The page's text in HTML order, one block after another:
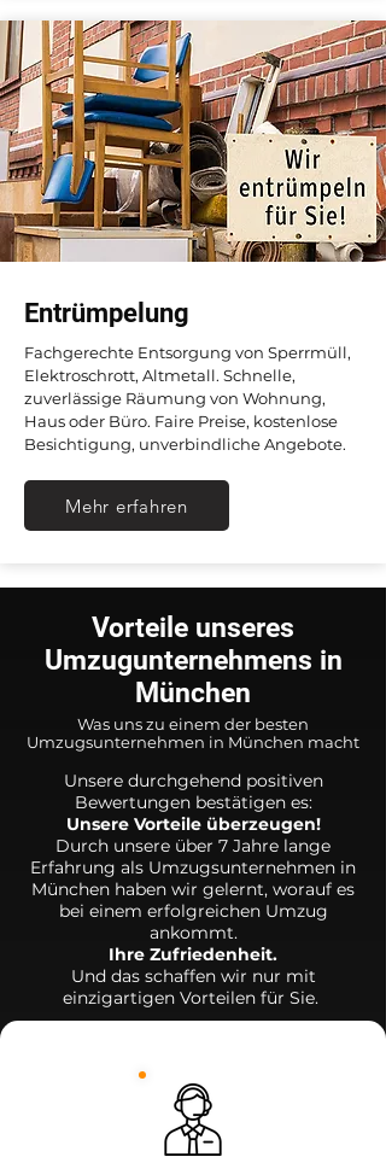
Entrümpelung
Fachgerechte Entsorgung von Sperrmüll,
Elektroschrott, Altmetall. Schnelle,
zuverlässige Räumung von Wohnung,
Haus oder Büro. Faire Preise, kostenlose
Besichtigung, unverbindliche Angebote.
Mehr erfahren
Vorteile unseres
Umzugunternehmens in
München
Was uns zu einem der besten
Umzugsunternehmen in München macht
Unsere durchgehend positiven
Bewertungen bestätigen es:
Unsere Vorteile überzeugen!
Durch unsere über 7 Jahre lange
Erfahrung als Umzugsunternehmen in
München haben wir gelernt, worauf es
bei einem erfolgreichen Umzug
ankommt.
Ihre Zufriedenheit.
Und das schaffen wir nur mit
einzigartigen Vorteilen für Sie.